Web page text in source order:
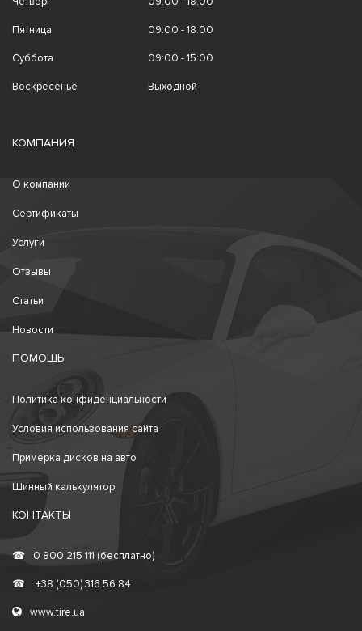
Пятница 09:00 - 18:00
Суббота 09:00 - 15:00
Воскресенье Выходной
КОМПАНИЯ
О компании
Сертификаты
Услуги
Отзывы
Статьи
Новости
ПОМОЩЬ
Политика конфиденциальности
Условия использования сайта
Примерка дисков на авто
Шинный калькулятор
КОНТАКТЫ
☎ 0 800 215 111 (бесплатно)
☎ +38 (050) 316 56 84
www.tire.ua